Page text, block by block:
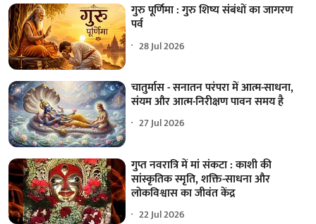
गुरु पूर्णिमा : गुरु शिष्य संबंधों का जागरण
पर्व
28 Jul 2026
चातुर्मास - सनातन परंपरा में आत्म-साधना,
संयम और आत्म-निरीक्षण पावन समय है
27 Jul 2026
गुप्त नवरात्रि में मां संकटा : काशी की
सांस्कृतिक स्मृति, शक्ति-साधना और
लोकविश्वास का जीवंत केंद्र
22 Jul 2026